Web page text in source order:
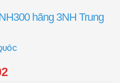
hãng 3NH Trung